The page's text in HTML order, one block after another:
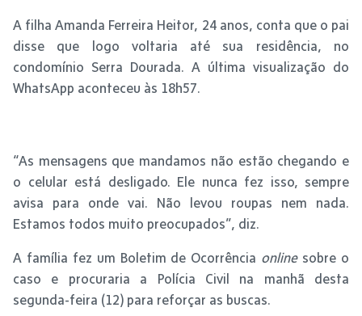
A filha Amanda Ferreira Heitor, 24 anos, conta que o pai
disse que logo voltaria até sua residência, no
condomínio Serra Dourada. A última visualização do
WhatsApp aconteceu às 18h57.
“As mensagens que mandamos não estão chegando e
o celular está desligado. Ele nunca fez isso, sempre
avisa para onde vai. Não levou roupas nem nada.
Estamos todos muito preocupados”, diz.
A família fez um Boletim de Ocorrência onlinesobre o
caso e procuraria a Polícia Civil na manhã desta
segunda-feira (12) para reforçar as buscas.